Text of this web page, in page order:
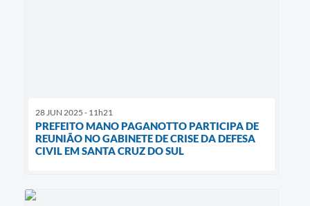
28 JUN 2025 - 11h21
PREFEITO MANO PAGANOTTO PARTICIPA DE
REUNIÃO NO GABINETE DE CRISE DA DEFESA
CIVIL EM SANTA CRUZ DO SUL